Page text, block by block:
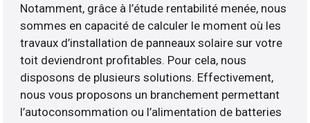
Notamment, grâce à l’étude rentabilité menée, nous
sommes en capacité de calculer le moment où les
travaux d’installation de panneaux solaire sur votre
toit deviendront profitables. Pour cela, nous
disposons de plusieurs solutions. Effectivement,
nous vous proposons un branchement permettant
l’autoconsommation ou l’alimentation de batteries